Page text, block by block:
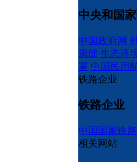
中央和国
中国政府网
源部 生态环
署 中国民用
铁路企业
铁路企业
中国国家铁
相关网站